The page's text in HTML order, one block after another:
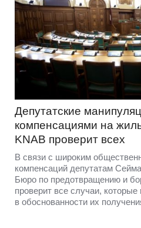
Депутатские
компенсациями на
KNAB проверит всех
В связи с широким
компенсаций депутатам
Бюро по предотвращению и
проверит все случаи,
в обоснованности их